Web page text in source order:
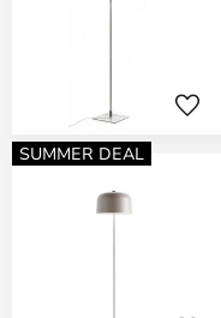
SUMMER DEAL